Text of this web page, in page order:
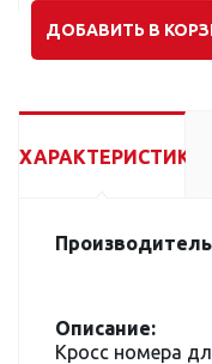
ДОБАВИТЬ В
ХАРАКТЕРИСТИКИ
Описание:
Кросс номера